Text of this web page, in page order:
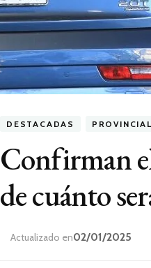
DESTACADAS
Confirman
de cuánto
Actualizado en02/01/2025